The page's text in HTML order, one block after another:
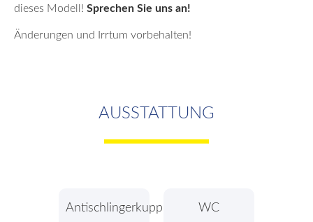
dieses Modell! Sprechen Sie uns an!
Änderungen und Irrtum vorbehalten!
AUSSTATTUNG
Antischlingerkupplung WC